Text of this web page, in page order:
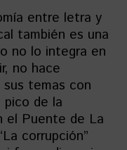
entre letra y
también es una
no lo integra en
no hace
temas con
de la
el Puente de La
corrupción”